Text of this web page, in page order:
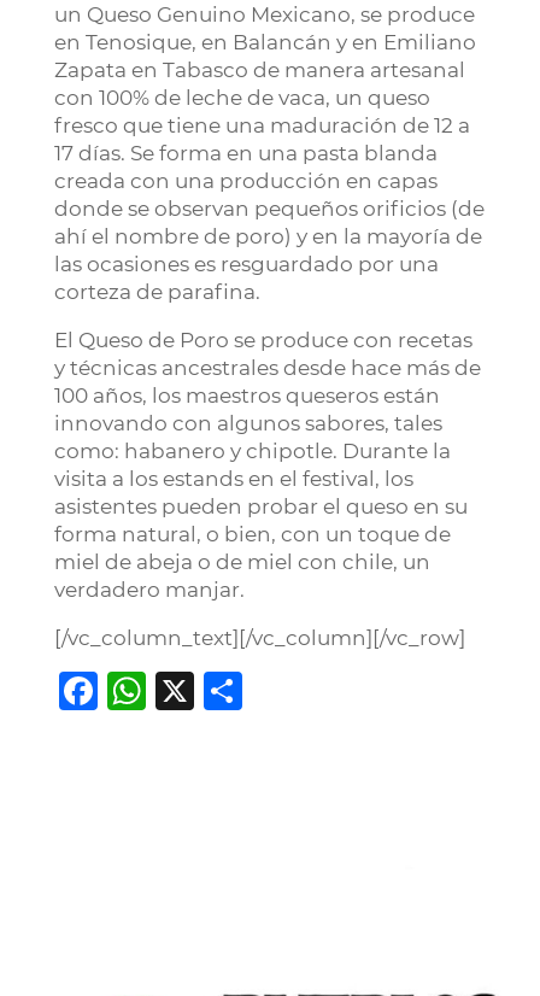
un Queso Genuino Mexicano, se produce
en Tenosique, en Balancán y en Emiliano
Zapata en Tabasco de manera artesanal
con 100% de leche de vaca, un queso
fresco que tiene una maduración de 12 a
17 días. Se forma en una pasta blanda
creada con una producción en capas
donde se observan pequeños orificios (de
ahí el nombre de poro) y en la mayoría de
las ocasiones es resguardado por una
corteza de parafina.
El Queso de Poro se produce con recetas
y técnicas ancestrales desde hace más de
100 años, los maestros queseros están
innovando con algunos sabores, tales
como: habanero y chipotle. Durante la
visita a los estands en el festival, los
asistentes pueden probar el queso en su
forma natural, o bien, con un toque de
miel de abeja o de miel con chile, un
verdadero manjar.
[/vc_column_text][/vc_column][/vc_row]
Facebook
WhatsApp
X Compartir